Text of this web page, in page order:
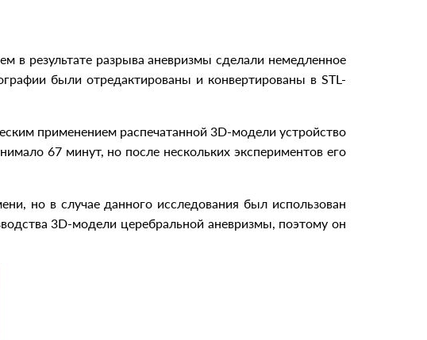
в результате разрыва аневризмы сделали немедленное
были отредактированы и конвертированы в STL-
применением распечатанной 3D-модели устройство
67 минут, но после нескольких экспериментов его
но в случае данного исследования был использован
3D-модели церебральной аневризмы, поэтому он